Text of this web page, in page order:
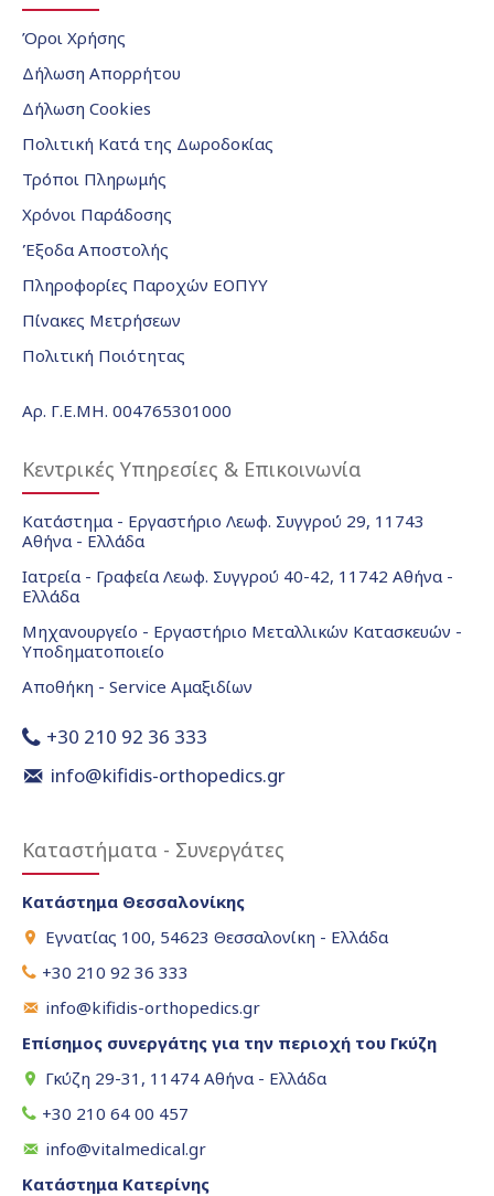
Όροι Χρήσης
Δήλωση Απορρήτου
Δήλωση Cookies
Πολιτική Κατά της Δωροδοκίας
Τρόποι Πληρωμής
Χρόνοι Παράδοσης
Έξοδα Αποστολής
Πληροφορίες Παροχών ΕΟΠΥΥ
Πίνακες Μετρήσεων
Πολιτική Ποιότητας
Αρ. Γ.Ε.ΜΗ. 004765301000
Κεντρικές Υπηρεσίες & Επικοινωνία
Κατάστημα - Εργαστήριο Λεωφ. Συγγρού 29, 11743
Αθήνα - Ελλάδα
Ιατρεία - Γραφεία Λεωφ. Συγγρού 40-42, 11742 Αθήνα -
Ελλάδα
Μηχανουργείο - Εργαστήριο Μεταλλικών Κατασκευών -
Υποδηματοποιείο
Αποθήκη - Service Αμαξιδίων
+30 210 92 36 333
info@kifidis-orthopedics.gr
Καταστήματα - Συνεργάτες
Κατάστημα Θεσσαλονίκης
Εγνατίας 100, 54623 Θεσσαλονίκη - Ελλάδα
+30 210 92 36 333
info@kifidis-orthopedics.gr
Επίσημος συνεργάτης για την περιοχή του Γκύζη
Γκύζη 29-31, 11474 Αθήνα - Ελλάδα
+30 210 64 00 457
info@vitalmedical.gr
Κατάστημα Κατερίνης